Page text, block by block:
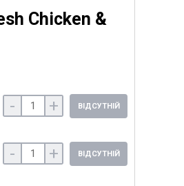
Chicken &
- + ВІДСУТНІЙ
- + ВІДСУТНІЙ